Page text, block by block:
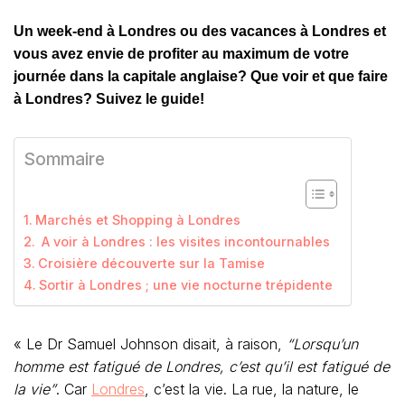
Un week-end à Londres ou des vacances à Londres et
vous avez envie de profiter au maximum de votre
journée dans la capitale anglaise? Que voir et que faire
à Londres? Suivez le guide!
Sommaire
Marchés et Shopping à Londres
A voir à Londres : les visites incontournables
Croisière découverte sur la Tamise
Sortir à Londres ; une vie nocturne trépidente
« Le Dr Samuel Johnson disait, à raison, “Lorsqu’un
homme est fatigué de Londres, c’est qu’il est fatigué de
la vie”. Car Londres, c’est la vie. La rue, la nature, le